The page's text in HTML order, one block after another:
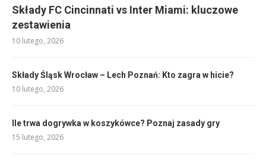
Składy FC Cincinnati vs Inter Miami: kluczowe
zestawienia
10 lutego, 2026
Składy Śląsk Wrocław – Lech Poznań: Kto zagra w hicie?
10 lutego, 2026
Ile trwa dogrywka w koszykówce? Poznaj zasady gry
15 lutego, 2026